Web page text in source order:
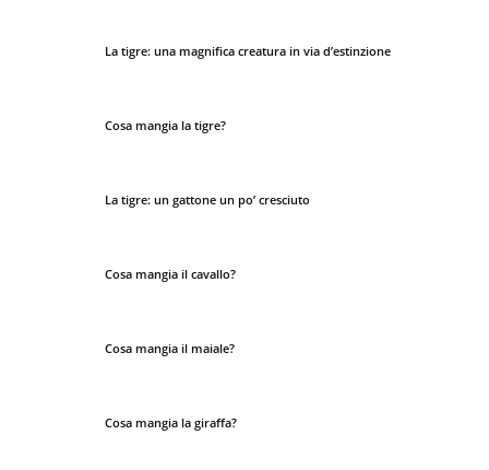
La tigre: una magnifica creatura in via d’estinzione
Cosa mangia la tigre?
La tigre: un gattone un po’ cresciuto
Cosa mangia il cavallo?
Cosa mangia il maiale?
Cosa mangia la giraffa?